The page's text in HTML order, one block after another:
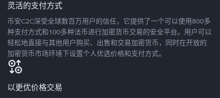
灵活的支付方式
币安C2C深受全球数百万用户的信任，它提供了一个可以使用800多
种支付方式和100多种法币进行加密货币交易的安全平台。用户可以
轻松地直接与其他用户购买、出售和交易加密货币，同时在开放的
加密货币市场环境下设置个人优选价格和支付方式。
以更优价格交易